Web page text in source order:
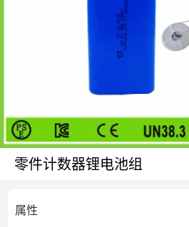
零件计数器锂电池组
属性